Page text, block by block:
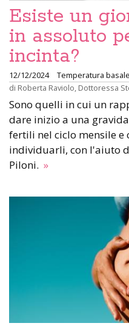
Esiste un
in assoluto
incinta?
12/12/2024
Temperatura basale
di Roberta Raviolo, Dottoressa
Sono quelli in cui un
dare inizio a una
fertili nel ciclo mensile e
individuarli, con l'aiuto
Piloni. »